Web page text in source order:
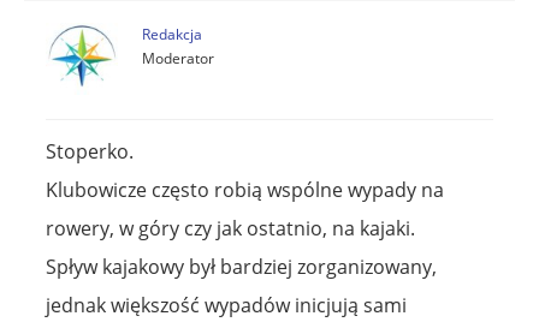
Redakcja
Moderator
Stoperko.
Klubowicze często robią wspólne wypady na
rowery, w góry czy jak ostatnio, na kajaki.
Spływ kajakowy był bardziej zorganizowany,
jednak większość wypadów inicjują sami